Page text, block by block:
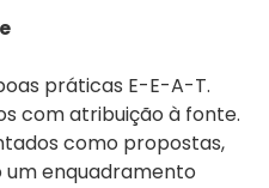
práticas E-E-A-T.
com atribuição à fonte.
como propostas,
enquadramento